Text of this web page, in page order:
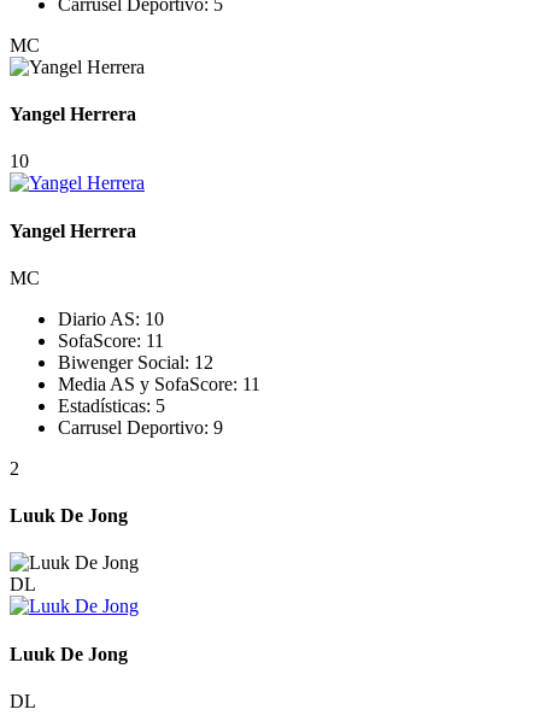
MC
Yangel Herrera
10
Yangel Herrera
MC
Diario AS: 10
SofaScore: 11
Biwenger Social: 12
Media AS y SofaScore: 11
Estadísticas: 5
Carrusel Deportivo: 9
2
Luuk De Jong
DL
Luuk De Jong
DL